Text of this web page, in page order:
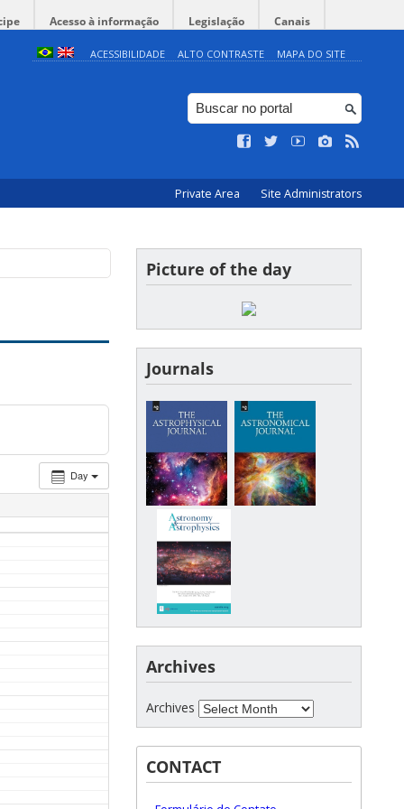
Acesso à informação Legislação Canais
ACESSIBILIDADE ALTO CONTRASTE MAPA DO SITE
Private Area Site Administrators
Day
Picture of the day
Journals
Archives
Archives
CONTACT